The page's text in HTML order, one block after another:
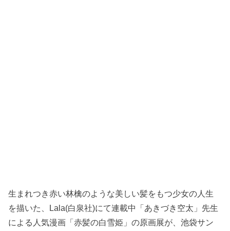
生まれつき赤い林檎のような美しい髪をもつ少女の人生
を描いた、Lala(白泉社)にて連載中「あきづき空太」先生
による人気漫画「赤髪の白雪姫」の原画展が、池袋サン